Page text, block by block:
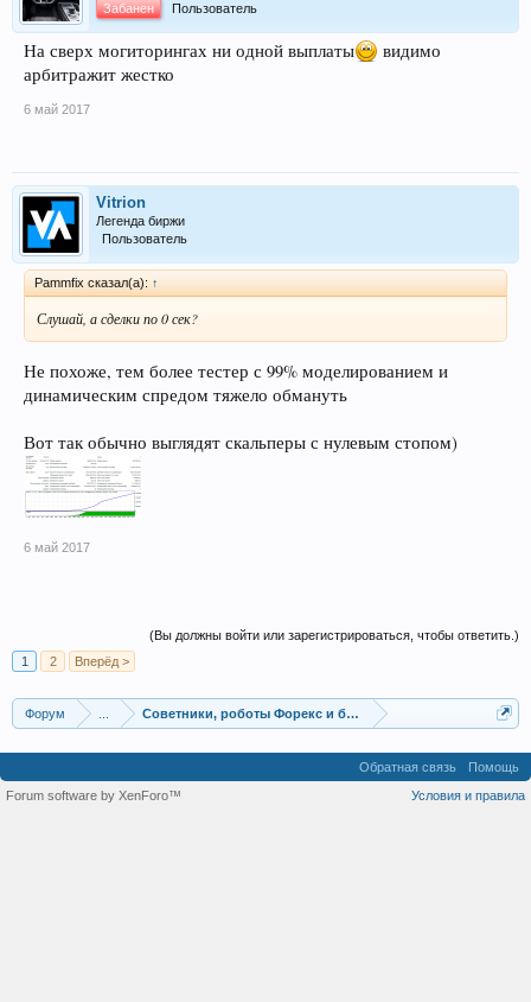
Забанен
Пользователь
На сверх могиторингах ни одной выплаты
видимо
арбитражит жестко
6 май 2017
Vitrion
Легенда биржи
Пользователь
Pammfix сказал(а): ↑
Слушай, а сделки по 0 сек?
Не похоже, тем более тестер с 99% моделированием и
динамическим спредом тяжело обмануть
Вот так обычно выглядят скальперы с нулевым стопом)
6 май 2017
(Вы должны войти или зарегистрироваться, чтобы ответить.)
1
2 Вперёд >
Форум Советники, роботы Форекс и бинарных опционов
Обратная связь
Помощь
Условия и правила
Forum software by XenForo™